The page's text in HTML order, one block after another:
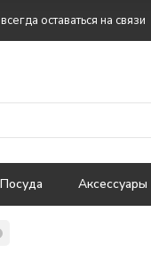
оставаться на связи
Посуда Аксессуары